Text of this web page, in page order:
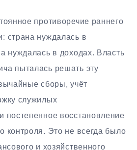
противоречие раннего
страна нуждалась в
нуждалась в доходах. Власть
пыталась решать эту
сборы, учёт
служилых
постепенное восстановление
контроля. Это не всегда было
и хозяйственного